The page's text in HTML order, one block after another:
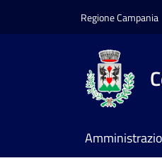
Regione Campania